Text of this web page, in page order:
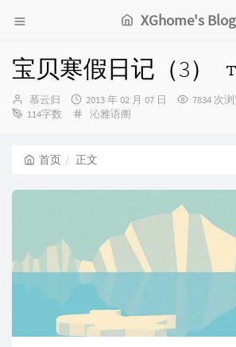
XGhome's Blog
宝贝寒假日记（3）
博
主：
慕云归
发
布
2013 年 02 月 07 日 7834 次
114字数
分
沁雅语阁
首页 正文